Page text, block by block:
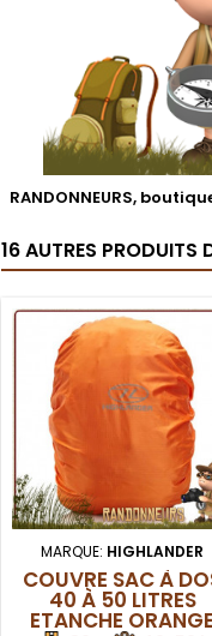
RANDONNEURS,
16 AUTRES PRODUITS
MARQUE: HIGHLANDER
COUVRE SAC À
40 À 50 LITRES
ETANCHE ORANGE